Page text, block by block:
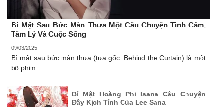
Bí Mật Sau Bức Màn Thưa Một Câu Chuyện Tình Cảm,
Tâm Lý Và Cuộc Sống
09/03/2025
Bí mật sau bức màn thưa (tựa gốc: Behind the Curtain) là một
bộ phim
Bí Mật Hoàng Phi Isana Câu Chuyện
Đầy Kịch Tính Của Lee Sana